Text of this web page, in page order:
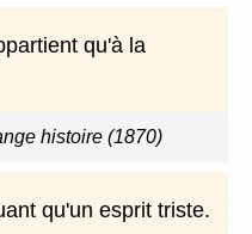
qu'à la
histoire (1870)
qu'un esprit triste.